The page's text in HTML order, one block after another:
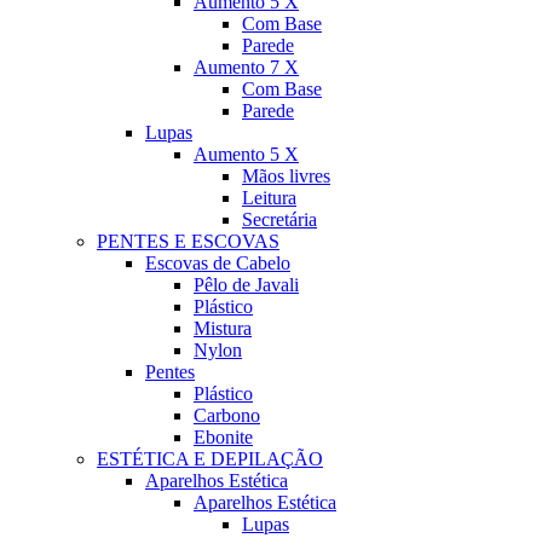
Com Base
Parede
Aumento 7 X
Com Base
Parede
Lupas
Aumento 5 X
Mãos livres
Leitura
Secretária
PENTES E ESCOVAS
Escovas de Cabelo
Pêlo de Javali
Plástico
Mistura
Nylon
Pentes
Plástico
Carbono
Ebonite
ESTÉTICA E DEPILAÇÃO
Aparelhos Estética
Aparelhos Estética
Lupas